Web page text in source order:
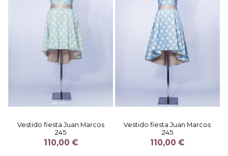
Vestido fiesta Juan Marcos
245
110,00 €
Vestido fiesta Juan Marcos
245
110,00 €